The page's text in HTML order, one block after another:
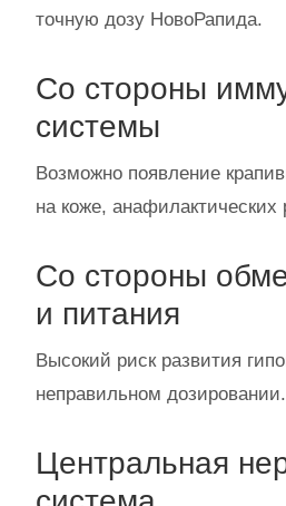
точную дозу НовоРапида.
Со стороны
системы
Возможно появление
на коже, анафилактических
Со стороны
и питания
Высокий риск развития
неправильном дозировании.
Центральная